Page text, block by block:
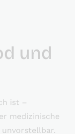
und
ist –
medizinische